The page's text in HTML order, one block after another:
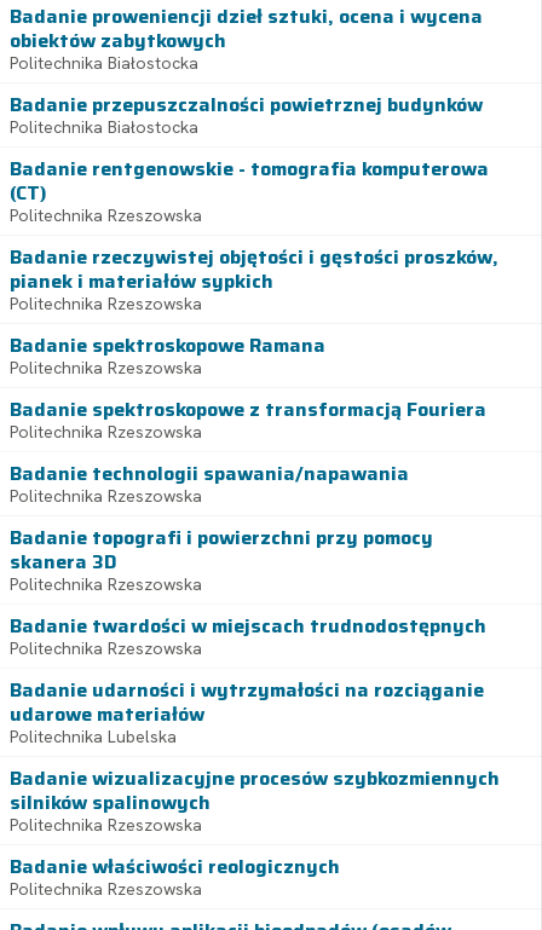
Badanie proweniencji dzieł sztuki, ocena i wycena
obiektów zabytkowych
Politechnika Białostocka
Badanie przepuszczalności powietrznej budynków
Politechnika Białostocka
Badanie rentgenowskie - tomografia komputerowa
(CT)
Politechnika Rzeszowska
Badanie rzeczywistej objętości i gęstości proszków,
pianek i materiałów sypkich
Politechnika Rzeszowska
Badanie spektroskopowe Ramana
Politechnika Rzeszowska
Badanie spektroskopowe z transformacją Fouriera
Politechnika Rzeszowska
Badanie technologii spawania/napawania
Politechnika Rzeszowska
Badanie topografi i powierzchni przy pomocy
skanera 3D
Politechnika Rzeszowska
Badanie twardości w miejscach trudnodostępnych
Politechnika Rzeszowska
Badanie udarności i wytrzymałości na rozciąganie
udarowe materiałów
Politechnika Lubelska
Badanie wizualizacyjne procesów szybkozmiennych
silników spalinowych
Politechnika Rzeszowska
Badanie właściwości reologicznych
Politechnika Rzeszowska